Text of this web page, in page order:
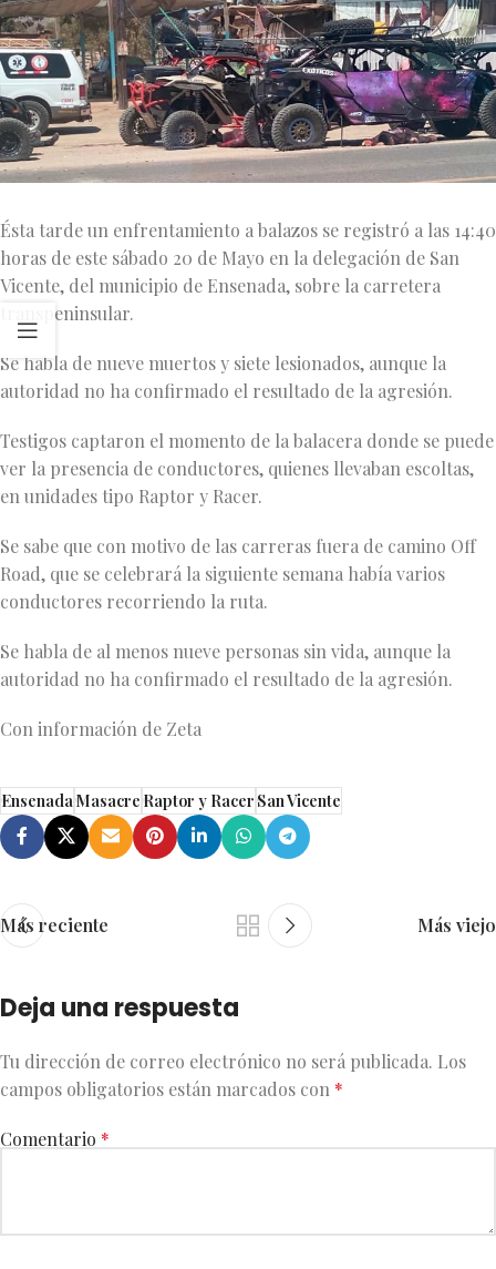
Ésta tarde un enfrentamiento a balazos se registró a las 14:40
horas de este sábado 20 de Mayo en la delegación de San
Vicente, del municipio de Ensenada, sobre la carretera
transpeninsular.
Se habla de nueve muertos y siete lesionados, aunque la
autoridad no ha confirmado el resultado de la agresión.
Testigos captaron el momento de la balacera donde se puede
ver la presencia de conductores, quienes llevaban escoltas,
en unidades tipo Raptor y Racer.
Se sabe que con motivo de las carreras fuera de camino Off
Road, que se celebrará la siguiente semana había varios
conductores recorriendo la ruta.
Se habla de al menos nueve personas sin vida, aunque la
autoridad no ha confirmado el resultado de la agresión.
Con información de Zeta
EnsenadaMasacreRaptor y RacerSan Vicente
Más reciente Más viejo
Deja una respuesta
Tu dirección de correo electrónico no será publicada. Los
campos obligatorios están marcados con *
Comentario *